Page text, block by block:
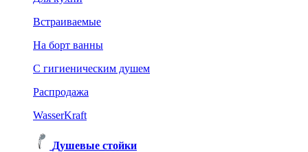
Встраиваемые
На борт ванны
C гигиеническим душем
Распродажа
WasserKraft
Душевые стойки